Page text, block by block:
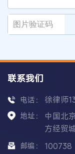
联系我们
电话： 徐律师
地址：
中国北
方经贸
邮编： 100738